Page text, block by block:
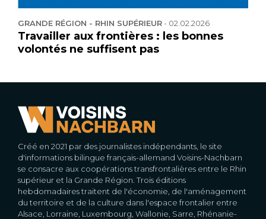
GRANDE RÉGION - RHIN SUPÉRIEUR- 02.02.2026
Travailler aux frontières : les bonnes
volontés ne suffisent pas
Créé en 2021 par des journalistes indépendants, le site
d'informations bilingue français-allemand Voisins-Nachbarn
se consacre aux coopérations transfrontalières entre le Rhin
supérieur et la Grande Région. Trois éditions
hebdomadaires traitent de l'économie, de l'aménagement
du territoire et de la culture dans l'espace frontalier entre
Alsace, Lorraine, Luxembourg, Wallonie, Sarre, Rhénanie-